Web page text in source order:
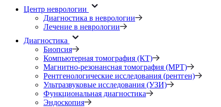
Центр неврологии
Диагностика в неврологии
Лечение в неврологии
Диагностика
Биопсия
Компьютерная томография (КТ)
Магнитно-резонансная томография (МРТ)
Рентгенологические исследования (рентген)
Ультразвуковые исследования (УЗИ)
Функциональная диагностика
Эндоскопия